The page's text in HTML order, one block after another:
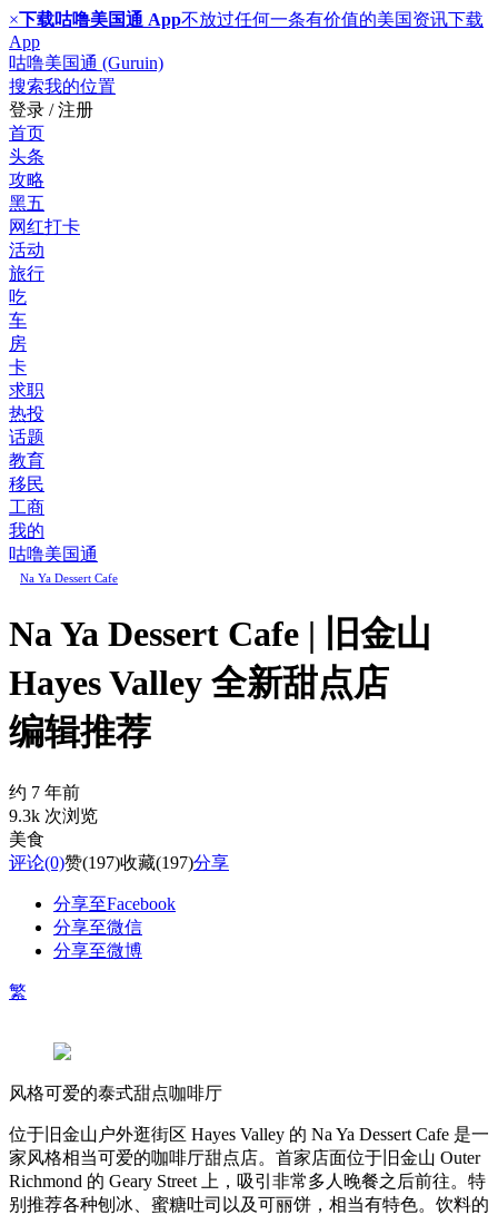
×下载咕噜美国通 App不放过任何一条有价值的美国资讯下载
App
咕噜美国通 (Guruin)
搜索我的位置
登录 / 注册
首页
头条
攻略
黑五
网红打卡
活动
旅行
吃
车
房
卡
求职
热投
话题
教育
移民
工商
我的
咕噜美国通
Na Ya Dessert Cafe
Na Ya Dessert Cafe | 旧金山
Hayes Valley 全新甜点店
编辑推荐
约 7 年前
9.3k 次浏览
美食
评论(0)赞(197)收藏(197)分享
分享至Facebook
分享至微信
分享至微博
繁
风格可爱的泰式甜点咖啡厅
位于旧金山户外逛街区 Hayes Valley 的 Na Ya Dessert Cafe 是一
家风格相当可爱的咖啡厅甜点店。首家店面位于旧金山 Outer
Richmond 的 Geary Street 上，吸引非常多人晚餐之后前往。特
别推荐各种刨冰、蜜糖吐司以及可丽饼，相当有特色。饮料的